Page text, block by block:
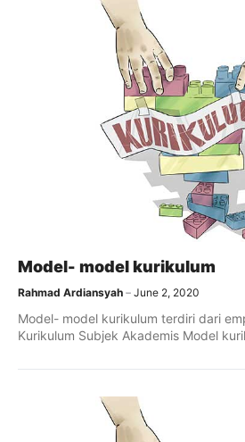
Model- model kurikulum
Rahmad Ardiansyah June 2, 2020
Model- model kurikulum terdiri dari
Kurikulum Subjek Akademis Model